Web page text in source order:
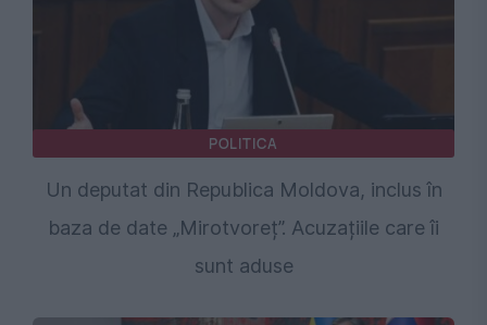
POLITICA
Un deputat din Republica Moldova, inclus în
baza de date „Mirotvoreț”. Acuzațiile care îi
sunt aduse